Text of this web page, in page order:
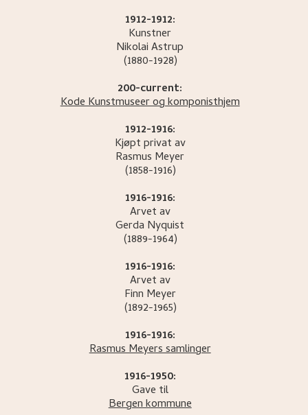
1912-1912:
Kunstner
NikolaiAstrup
(1880-1928)
200-current:
Kode Kunstmuseer og komponisthjem
1912-1916:
Kjøpt privat av
Rasmus Meyer
(1858-1916)
1916-1916:
Arvet av
Gerda Nyquist
(1889-1964)
1916-1916:
Arvet av
Finn Meyer
(1892-1965)
1916-1916:
Rasmus Meyers samlinger
1916-1950:
Gave til
Bergen kommune